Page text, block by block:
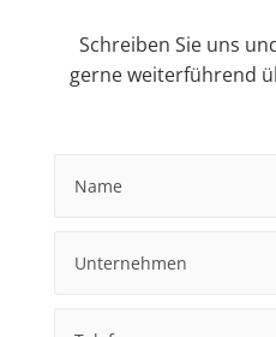
Schreiben Sie uns
gerne weiterführend